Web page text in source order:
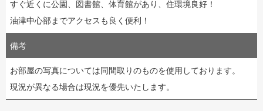
すぐ近くに公園、図書館、体育館があり、住環境良好！
油津中心部までアクセスも良く便利！
備考
お部屋の写真については同間取りのものを使用しております。
現況が異なる場合は現況を優先いたします。